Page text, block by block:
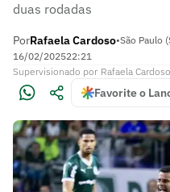
duas rodadas
PorRafaela Cardoso•São Paulo
16/02/202522:21
Supervisionado por Rafaela Cardoso
Favorite o